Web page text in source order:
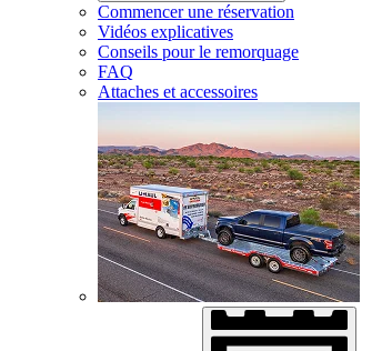
Commencer une réservation
Vidéos explicatives
Conseils pour le remorquage
FAQ
Attaches et accessoires